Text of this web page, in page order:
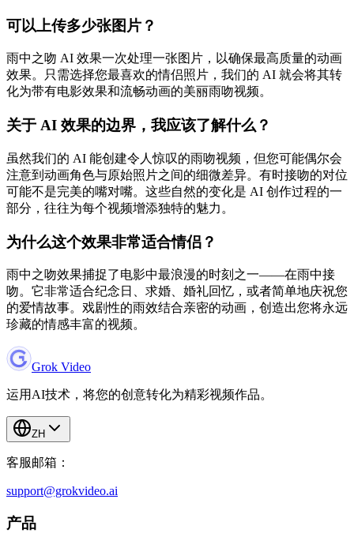
可以上传多少张图片？
雨中之吻 AI 效果一次处理一张图片，以确保最高质量的动画
效果。只需选择您最喜欢的情侣照片，我们的 AI 就会将其转
化为带有电影效果和流畅动画的美丽雨吻视频。
关于 AI 效果的边界，我应该了解什么？
虽然我们的 AI 能创建令人惊叹的雨吻视频，但您可能偶尔会
注意到动画角色与原始照片之间的细微差异。有时接吻的对位
可能不是完美的嘴对嘴。这些自然的变化是 AI 创作过程的一
部分，往往为每个视频增添独特的魅力。
为什么这个效果非常适合情侣？
雨中之吻效果捕捉了电影中最浪漫的时刻之一——在雨中接
吻。它非常适合纪念日、求婚、婚礼回忆，或者简单地庆祝您
的爱情故事。戏剧性的雨效结合亲密的动画，创造出您将永远
珍藏的情感丰富的视频。
Grok Video
运用AI技术，将您的创意转化为精彩视频作品。
ZH
客服邮箱：
support@grokvideo.ai
产品